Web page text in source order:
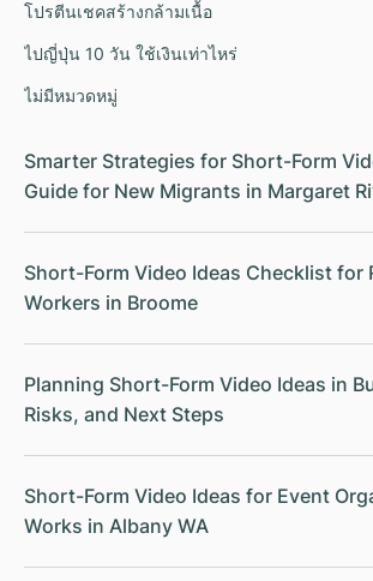
โปรตีนเชคสร้างกล้ามเนื้อ
ไปญี่ปุ่น 10 วัน ใช้เงินเท่าไหร่
ไม่มีหมวดหมู่
Smarter Strategies for Short-Form
Guide for New Migrants in Margaret
Short-Form Video Ideas Checklist for
Workers in Broome
Planning Short-Form Video Ideas in
Risks, and Next Steps
Short-Form Video Ideas for Event
Works in Albany WA